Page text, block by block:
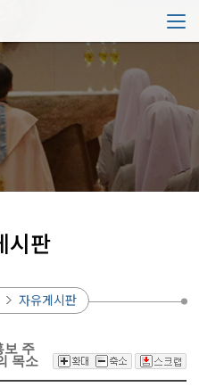
시판
자유게시판
보 주
목소